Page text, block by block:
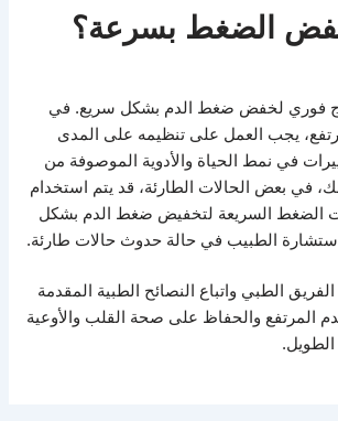
الضغط بسرعة؟
فوري لخفض ضغط الدم بشكل سريع. في
يجب العمل على تنظيمه على المدى
في نمط الحياة والأدوية الموصوفة من
في بعض الحالات الطارئة، قد يتم استخدام
الضغط السريعة لتخفيض ضغط الدم بشكل
الطبيب في حالة حدوث حالات طارئة.
الطبي واتباع النصائح الطبية المقدمة
المرتفع والحفاظ على صحة القلب والأوعية